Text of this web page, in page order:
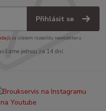
Přihlásit se
za účelem rozesílky newsletteru.
jednou za 14 dní.